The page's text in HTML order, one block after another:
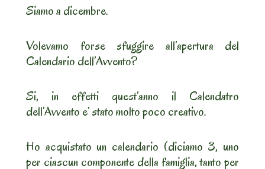
Siamo a dicembre.
Volevamo forse sfuggire all’apertura del
Calendario dell’Avvento?
Si, in effetti quest’anno il Calendatro
dell’Avvento e’ stato molto poco creativo.
Ho acquistato un calendario (diciamo 3, uno
per ciascun componente della famiglia, tanto per